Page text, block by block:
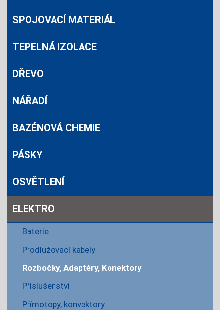
SPOJOVACÍ MATERIÁL
TEPELNÁ IZOLACE
DŘEVO
NÁŘADÍ
BAZÉNOVÁ CHEMIE
PÁSKY
OSVĚTLENÍ
ELEKTRO
Baterie
Prodlužovací kabely
Rozbočky, Adaptéry, Konektory
Příslušenství
Přímotopy, konvektory